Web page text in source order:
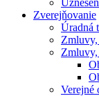
Zverejňovanie
Úradná
Verejné